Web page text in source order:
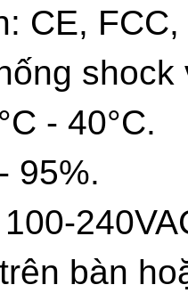
CE, FCC,
shock
- 40°C.
95%.
bàn